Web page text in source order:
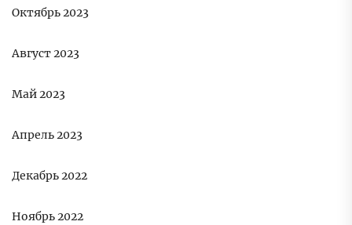
Октябрь 2023
Август 2023
Май 2023
Апрель 2023
Декабрь 2022
Ноябрь 2022